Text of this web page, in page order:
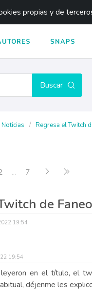
propias y de
SNAPS
Buscar
Noticias Regresa el Twitch
... 7 Siguiente
de Faneo
19:54
19:54
en el título, el
déjenme les